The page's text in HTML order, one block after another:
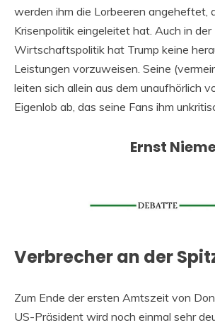
werden ihm die Lorbeeren angeheftet,
Krisenpolitik eingeleitet hat. Auch in der
Wirtschaftspolitik hat Trump keine
Leistungen vorzuweisen. Seine
leiten sich allein aus dem unaufhörlich
Eigenlob ab, das seine Fans ihm
Ernst
Verbrecher an der
Zum Ende der ersten Amtszeit von
US-Präsident wird noch einmal sehr